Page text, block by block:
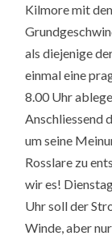
Kilmore mit
als diejenige
einmal eine
8.00 Uhr
Anschliessend
um seine
Rosslare zu
wir es!
Uhr soll der
Winde, aber